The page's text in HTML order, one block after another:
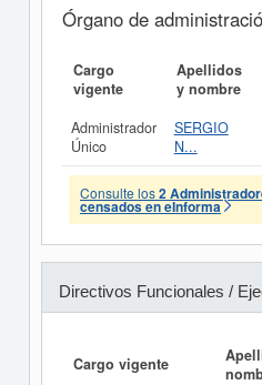
Órgano de
Cargo
vigente
Apellidos
y nombre
Administrador
Único
SERGIO
N...
Consulte los2
censados en eInforma
Directivos Funcionales /
Cargo vigente